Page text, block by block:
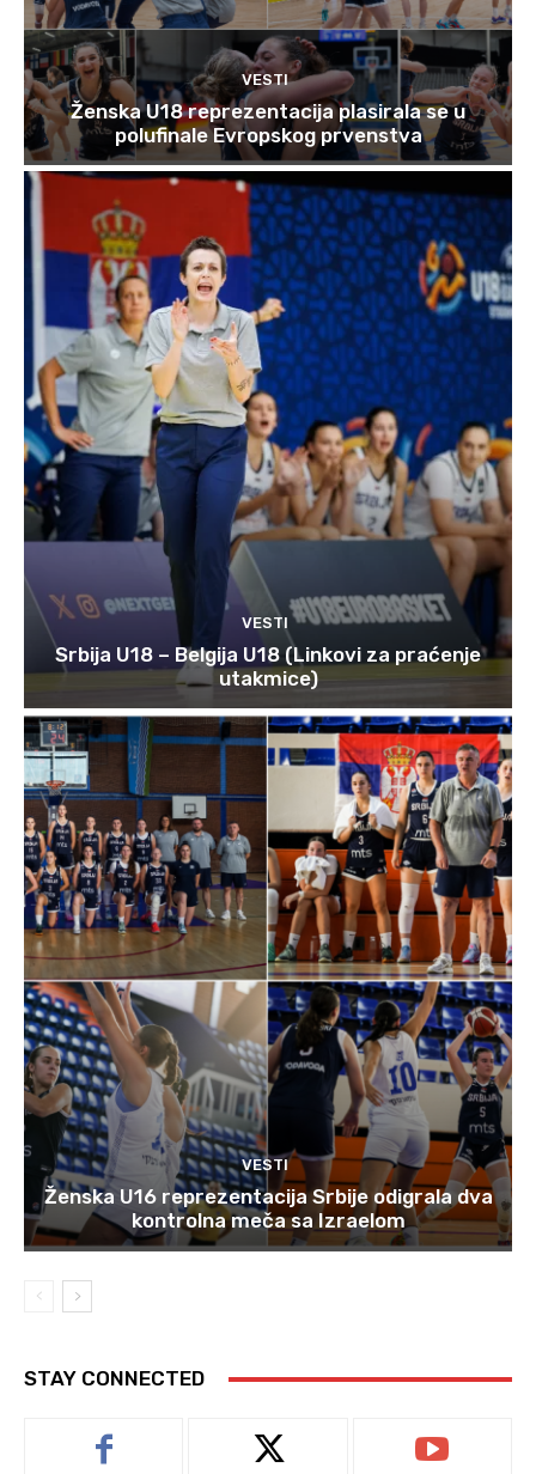
VESTI
Ženska U18 reprezentacija plasirala se u
polufinale Evropskog prvenstva
VESTI
Srbija U18 – Belgija U18 (Linkovi za praćenje
utakmice)
VESTI
Ženska U16 reprezentacija Srbije odigrala dva
kontrolna meča sa Izraelom
STAY CONNECTED